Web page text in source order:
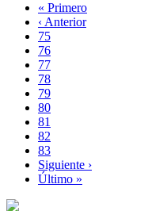
Paginación
Primera
página
« Primero
Página
anterior
‹ Anterior
Page
75
Page
76
Page
77
Page
78
Página
actual
79
Page
80
Page
81
Page
82
Page
83
Siguiente
página
Siguiente ›
Última
Último »